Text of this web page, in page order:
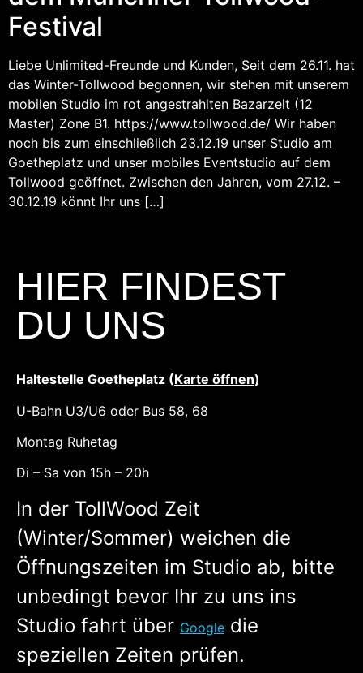
Festival
Liebe Unlimited-Freunde und Kunden, Seit dem 26.11. hat
das Winter-Tollwood begonnen, wir stehen mit unserem
mobilen Studio im rot angestrahlten Bazarzelt (12
Master) Zone B1. https://www.tollwood.de/ Wir haben
noch bis zum einschließlich 23.12.19 unser Studio am
Goetheplatz und unser mobiles Eventstudio auf dem
Tollwood geöffnet. Zwischen den Jahren, vom 27.12. –
30.12.19 könnt Ihr uns […]
HIER FINDEST
DU UNS
Haltestelle Goetheplatz (Karte öffnen)
U-Bahn U3/U6 oder Bus 58, 68
Montag Ruhetag
Di – Sa von 15h – 20h
In der TollWood Zeit
(Winter/Sommer) weichen die
Öffnungszeiten im Studio ab, bitte
unbedingt bevor Ihr zu uns ins
Studio fahrt über Google die
speziellen Zeiten prüfen.